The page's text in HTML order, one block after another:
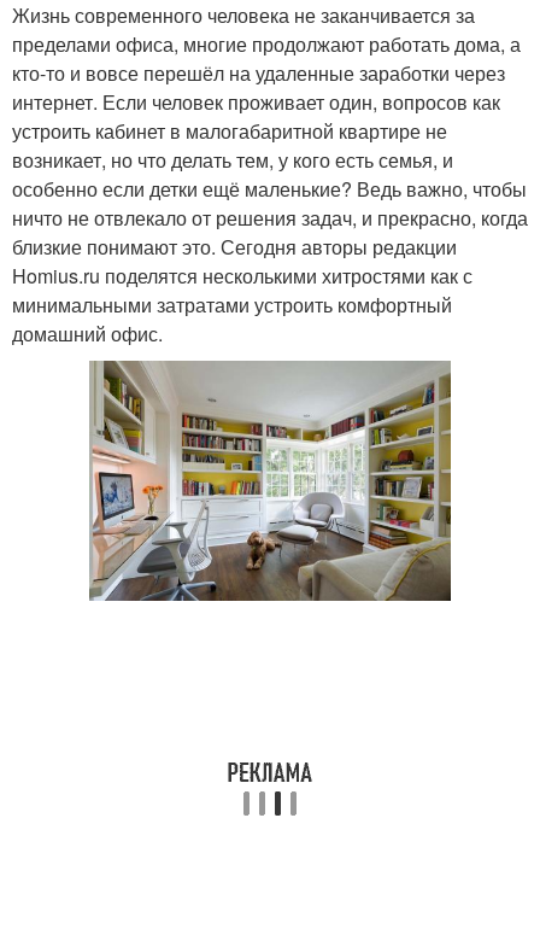
Жизнь современного человека не заканчивается за
пределами офиса, многие продолжают работать дома, а
кто-то и вовсе перешёл на удаленные заработки через
интернет. Если человек проживает один, вопросов как
устроить кабинет в малогабаритной квартире не
возникает, но что делать тем, у кого есть семья, и
особенно если детки ещё маленькие? Ведь важно, чтобы
ничто не отвлекало от решения задач, и прекрасно, когда
близкие понимают это. Сегодня авторы редакции
Homius.ru поделятся несколькими хитростями как с
минимальными затратами устроить комфортный
домашний офис.